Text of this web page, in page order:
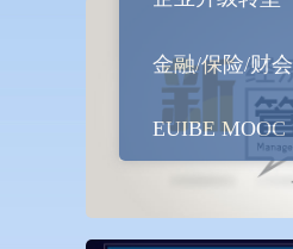
金融/保险/财会
EUIBE MOOC